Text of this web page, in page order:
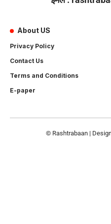
About US
Privacy Policy
Contact Us
Terms and Conditions
E-paper
© Rashtrabaan |